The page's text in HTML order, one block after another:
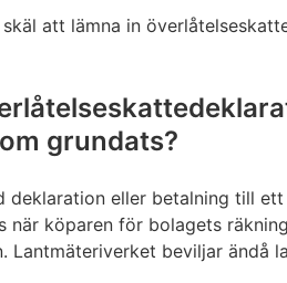
att lämna in
grundats?
deklaration eller betalning till
köparen för bolagets
Lantmäteriverket beviljar ändå